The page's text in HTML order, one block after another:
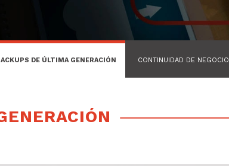
DE ÚLTIMA GENERACIÓN CONTINUIDAD DE NEGOCIO